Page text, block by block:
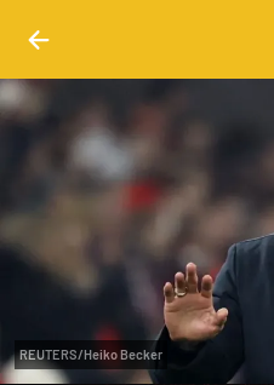
REUTERS/Heiko Becker